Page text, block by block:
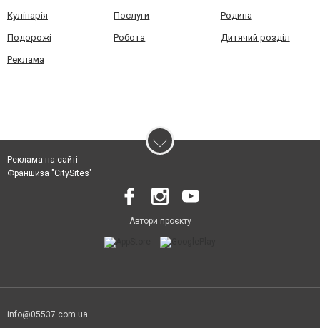
Кулінарія Послуги Родина
Подорожі Робота Дитячий розділ
Реклама
Реклама на сайті
Франшиза "CitySites"
Автори проєкту
info@05537.com.ua